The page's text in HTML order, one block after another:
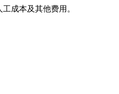
成本及其他费用。